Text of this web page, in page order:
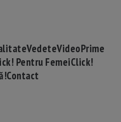
VedeteVideoPrime
Pentru FemeiClick!
Contact